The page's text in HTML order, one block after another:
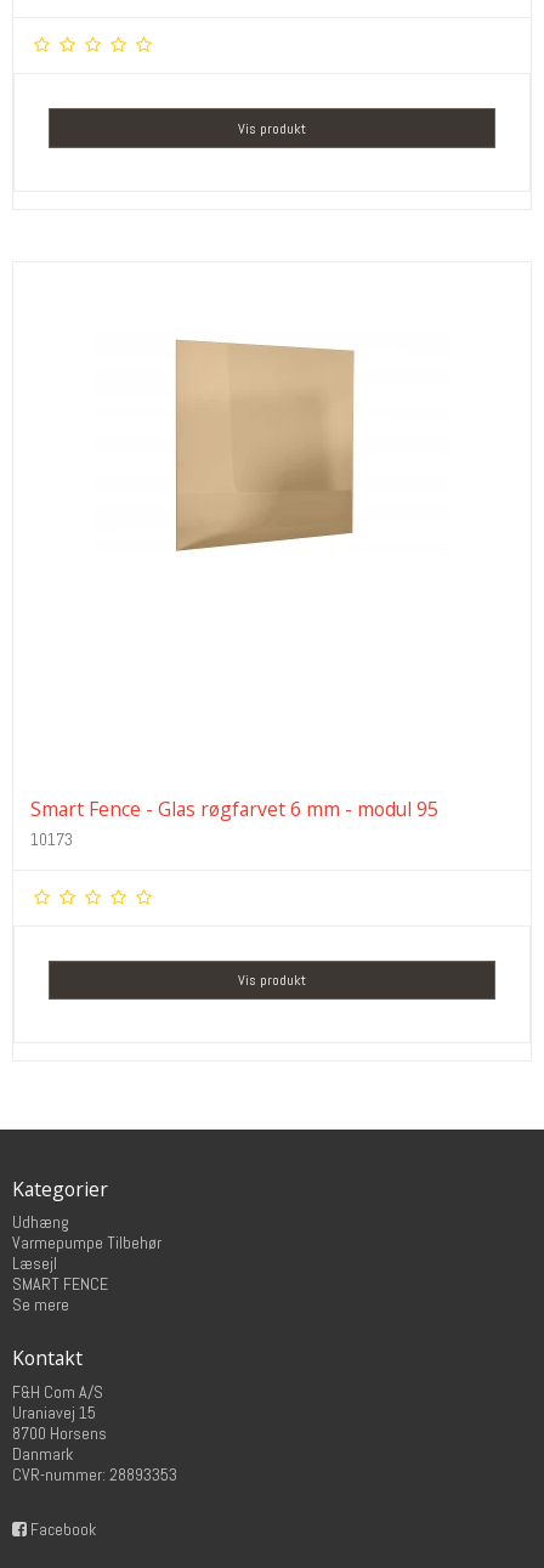
Vis produkt
Smart Fence - Glas røgfarvet 6 mm - modul 95
10173
Vis produkt
Kategorier
Udhæng
Varmepumpe Tilbehør
Læsejl
SMART FENCE
Se mere
Kontakt
F&H Com A/S
Uraniavej 15
8700 Horsens
Danmark
CVR-nummer: 28893353
Facebook